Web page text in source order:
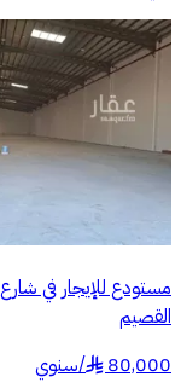
مستودع للإيجار في
القصيم
80,000
§
/سنوي